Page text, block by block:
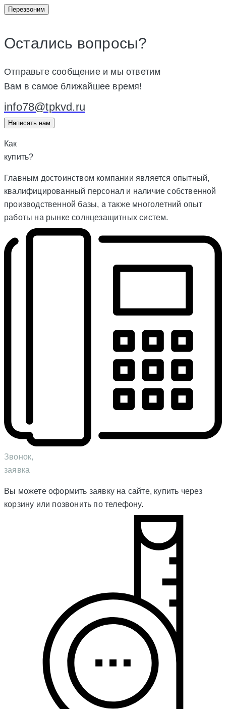
Перезвоним
Остались вопросы?
Отправьте сообщение и мы ответим
Вам в самое ближайшее время!
info78@tpkvd.ru
Написать нам
Как
купить?
Главным достоинством компании является опытный,
квалифицированный персонал и наличие собственной
производственной базы, а также многолетний опыт
работы на рынке солнцезащитных систем.
Звонок,
заявка
Вы можете оформить заявку на сайте, купить через
корзину или позвонить по телефону.